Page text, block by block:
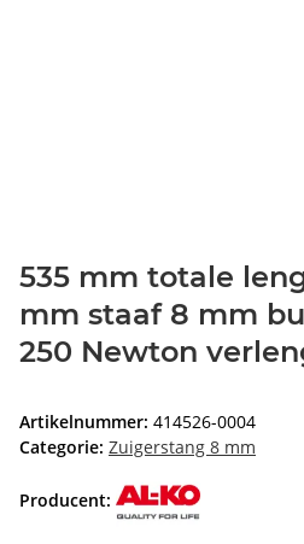
535 mm totale
mm staaf 8 mm
250 Newton
Artikelnummer: 414526-0004
Categorie: Zuigerstang 8 mm
Producent: